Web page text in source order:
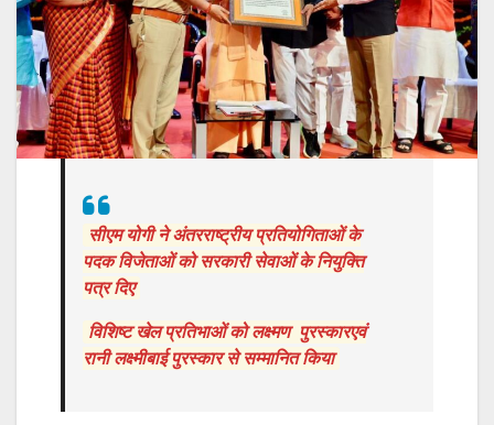
सीएम योगी ने अंतरराष्ट्रीय प्रतियोगिताओं के
पदक विजेताओं को सरकारी सेवाओं के नियुक्ति
पत्र दिए
विशिष्ट खेल प्रतिभाओं को लक्ष्मण पुरस्कारएवं
रानी लक्ष्मीबाई पुरस्कार से सम्मानित किया